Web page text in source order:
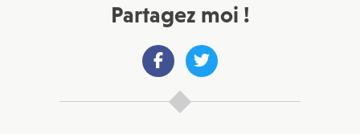
Partagez moi !